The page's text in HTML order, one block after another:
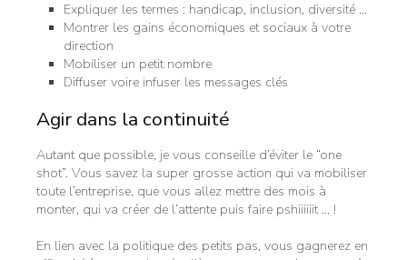
Expliquer les termes : handicap, inclusion, diversité …
Montrer les gains économiques et sociaux à votre
direction
Mobiliser un petit nombre
Diffuser voire infuser les messages clés
Agir dans la continuité
Autant que possible, je vous conseille d’éviter le “one
shot”. Vous savez la super grosse action qui va mobiliser
toute l’entreprise, que vous allez mettre des mois à
monter, qui va créer de l’attente puis faire pshiiiiiit … !
En lien avec la politique des petits pas, vous gagnerez en